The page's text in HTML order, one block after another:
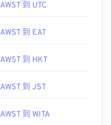
AWST 到 UTC
AWST 到 EAT
AWST 到 HKT
AWST 到 JST
AWST 到 WITA